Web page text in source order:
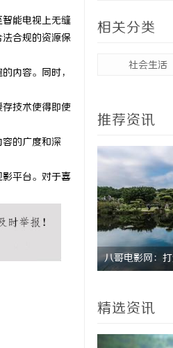
能电视上无缝
合规的资源保
内容。同时，
技术使得即使
的广度和深
平台。对于喜
相关分类
社会生活
推荐资讯
爱好者的天堂与资 八哥电影网：
精选资讯